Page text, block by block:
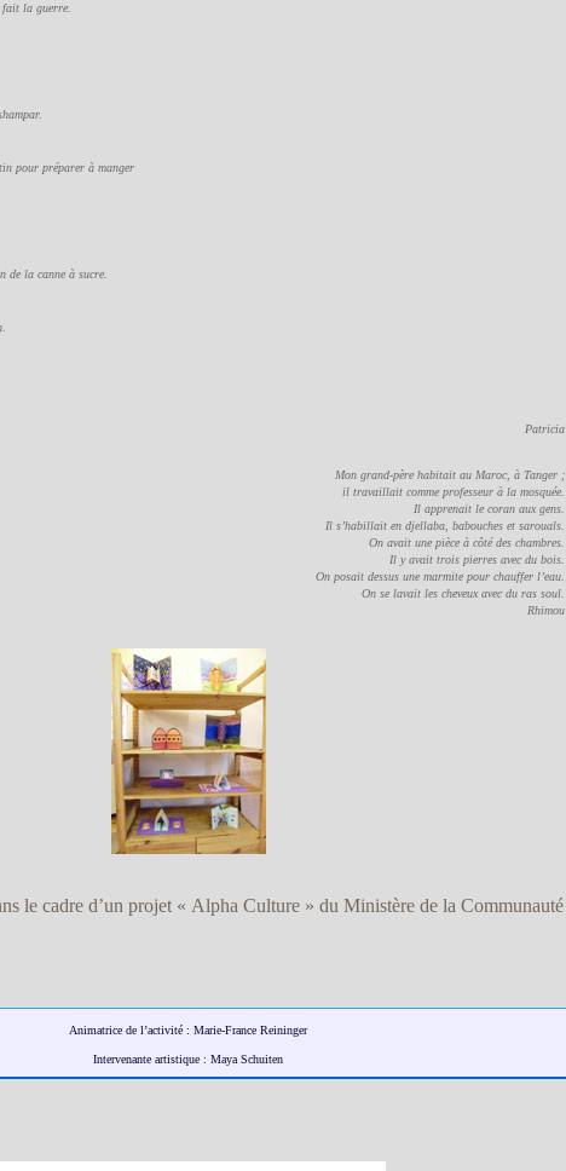
la guerre.
pour préparer à manger
la canne à sucre.
Patricia
Mon grand-père habitait au Maroc, à Tanger ;
il travaillait comme professeur à la mosquée.
Il apprenait le coran aux gens.
Il s’habillait en djellaba, babouches et sarouals.
On avait une pièce à côté des chambres.
Il y avait trois pierres avec du bois.
On posait dessus une marmite pour chauffer l’eau.
On se lavait les cheveux avec du ras soul.
Rhimou
le cadre d’un projet « Alpha Culture » du Ministère de la Communauté
Animatrice de l’activité : Marie-France Reininger
Intervenante artistique : Maya Schuiten